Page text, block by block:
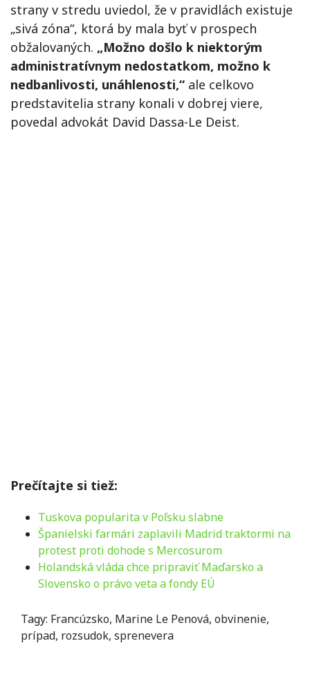
strany v stredu uviedol, že v pravidlách existuje
„sivá zóna“, ktorá by mala byť v prospech
obžalovaných. „Možno došlo k niektorým
administratívnym nedostatkom, možno k
nedbanlivosti, unáhlenosti,“ ale celkovo
predstavitelia strany konali v dobrej viere,
povedal advokát David Dassa-Le Deist.
Prečítajte si tiež:
Tuskova popularita v Poľsku slabne
Španielski farmári zaplavili Madrid traktormi na
protest proti dohode s Mercosurom
Holandská vláda chce pripraviť Maďarsko a
Slovensko o právo veta a fondy EÚ
Tagy: Francúzsko, Marine Le Penová, obvinenie,
prípad, rozsudok, sprenevera